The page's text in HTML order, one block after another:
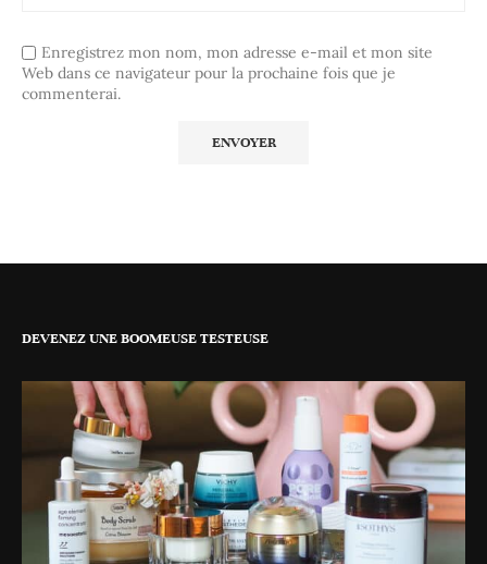
Enregistrez mon nom, mon adresse e-mail et mon site
Web dans ce navigateur pour la prochaine fois que je
commenterai.
DEVENEZ UNE BOOMEUSE TESTEUSE